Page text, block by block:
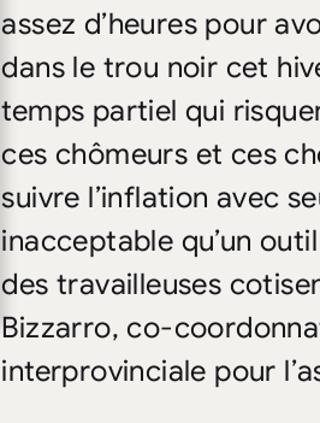
assez d’heures pour
dans le trou noir cet
temps partiel qui
ces chômeurs et ces
suivre l’inflation avec
inacceptable qu’un
des travailleuses
Bizzarro, co-
interprovinciale pour